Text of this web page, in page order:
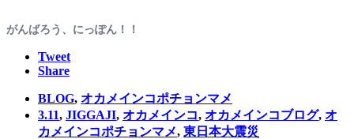
がんばろう、にっぽん！！
Tweet
Share
BLOG, オカメインコポチョンマメ
3.11, JIGGAJI, オカメインコ, オカメインコブログ, オ
カメインコポチョンマメ, 東日本大震災